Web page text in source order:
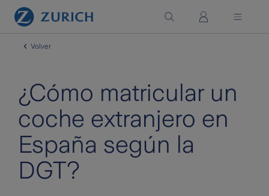
Saltar al contenido principal
Volver
¿Cómo matricular un
coche extranjero en
España según la
DGT?